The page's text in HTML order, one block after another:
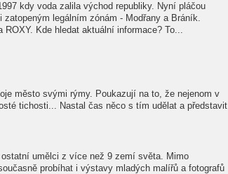
kdy voda zalila východ republiky. Nyní pláčou
legálním zónám - Modřany a Bráník.
Kde hledat aktuální informace? To...
město svými rýmy. Poukazují na to, že nejenom v
tichosti... Nastal čas něco s tím udělat a představit
umělci z více než 9 zemí světa. Mimo
probíhat i výstavy mladých malířů a fotografů